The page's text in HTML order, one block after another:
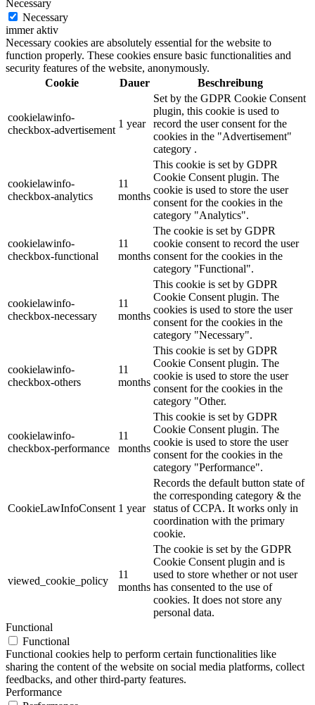
Necessary
Necessary
immer aktiv
Necessary cookies are absolutely essential for the website to
function properly. These cookies ensure basic functionalities and
security features of the website, anonymously.
Cookie
Dauer Beschreibung
cookielawinfo-
checkbox-advertisement
1 year
Set by the GDPR Cookie Consent
plugin, this cookie is used to
record the user consent for the
cookies in the "Advertisement"
category .
cookielawinfo-
checkbox-analytics
11
months
This cookie is set by GDPR
Cookie Consent plugin. The
cookie is used to store the user
consent for the cookies in the
category "Analytics".
cookielawinfo-
checkbox-functional
11
months
The cookie is set by GDPR
cookie consent to record the user
consent for the cookies in the
category "Functional".
cookielawinfo-
checkbox-necessary
11
months
This cookie is set by GDPR
Cookie Consent plugin. The
cookies is used to store the user
consent for the cookies in the
category "Necessary".
cookielawinfo-
checkbox-others
11
months
This cookie is set by GDPR
Cookie Consent plugin. The
cookie is used to store the user
consent for the cookies in the
category "Other.
cookielawinfo-
checkbox-performance
11
months
This cookie is set by GDPR
Cookie Consent plugin. The
cookie is used to store the user
consent for the cookies in the
category "Performance".
CookieLawInfoConsent 1 year
Records the default button state of
the corresponding category & the
status of CCPA. It works only in
coordination with the primary
cookie.
viewed_cookie_policy
11
months
The cookie is set by the GDPR
Cookie Consent plugin and is
used to store whether or not user
has consented to the use of
cookies. It does not store any
personal data.
Functional
Functional
Functional cookies help to perform certain functionalities like
sharing the content of the website on social media platforms, collect
feedbacks, and other third-party features.
Performance